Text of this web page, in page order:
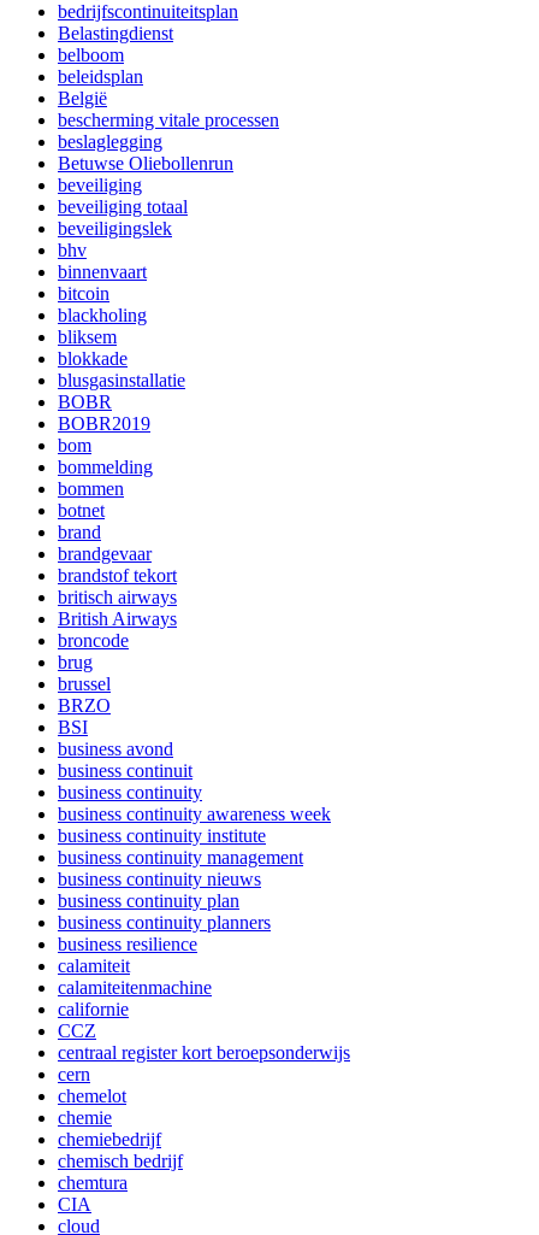
bedrijfscontinuiteitsplan
Belastingdienst
belboom
beleidsplan
België
bescherming vitale processen
beslaglegging
Betuwse Oliebollenrun
beveiliging
beveiliging totaal
beveiligingslek
bhv
binnenvaart
bitcoin
blackholing
bliksem
blokkade
blusgasinstallatie
BOBR
BOBR2019
bom
bommelding
bommen
botnet
brand
brandgevaar
brandstof tekort
britisch airways
British Airways
broncode
brug
brussel
BRZO
BSI
business avond
business continuit
business continuity
business continuity awareness week
business continuity institute
business continuity management
business continuity nieuws
business continuity plan
business continuity planners
business resilience
calamiteit
calamiteitenmachine
californie
CCZ
centraal register kort beroepsonderwijs
cern
chemelot
chemie
chemiebedrijf
chemisch bedrijf
chemtura
CIA
cloud